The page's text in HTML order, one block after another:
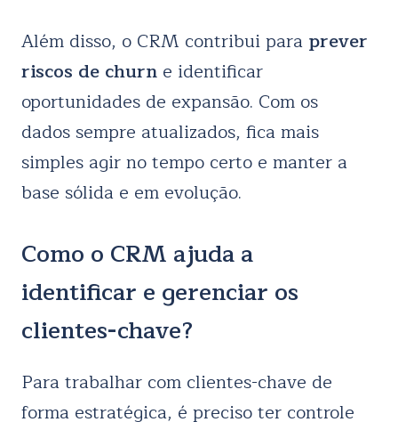
Além disso, o CRM contribui para prever
riscos de churn e identificar
oportunidades de expansão. Com os
dados sempre atualizados, fica mais
simples agir no tempo certo e manter a
base sólida e em evolução.
Como o CRM ajuda a
identificar e gerenciar os
clientes-chave?
Para trabalhar com clientes-chave de
forma estratégica, é preciso ter controle